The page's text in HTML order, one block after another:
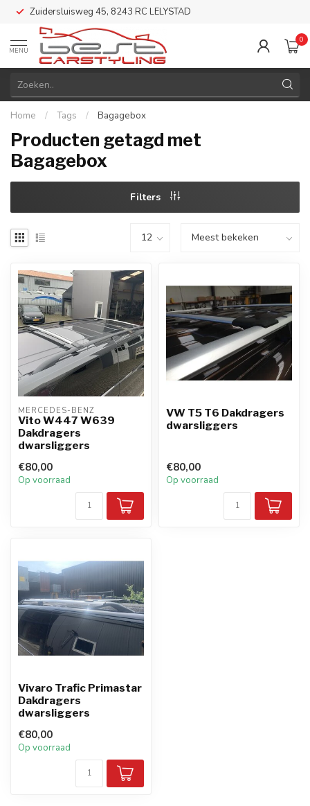
Zuidersluisweg 45, 8243 RC LELYSTAD
MENU
0
Home / Tags / Bagagebox
Producten getagd met
Bagagebox
Filters
MERCEDES-BENZ
Vito W447 W639
Dakdragers
dwarsliggers
€80,00
Op voorraad
VW T5 T6 Dakdragers
dwarsliggers
€80,00
Op voorraad
Vivaro Trafic Primastar
Dakdragers
dwarsliggers
€80,00
Op voorraad